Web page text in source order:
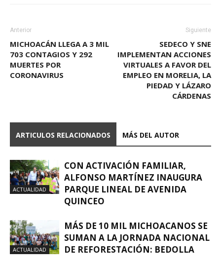
Anterior
MICHOACÁN LLEGA A 3 MIL
703 CONTAGIOS Y 292
MUERTES POR
CORONAVIRUS
Siguiente
SEDECO Y SNE
IMPLEMENTAN ACCIONES
VIRTUALES A FAVOR DEL
EMPLEO EN MORELIA, LA
PIEDAD Y LÁZARO
CÁRDENAS
ARTICULOS RELACIONADOS MÁS DEL AUTOR
ACTUALIDAD
CON ACTIVACIÓN FAMILIAR,
ALFONSO MARTÍNEZ INAUGURA
PARQUE LINEAL DE AVENIDA
QUINCEO
ACTUALIDAD
MÁS DE 10 MIL MICHOACANOS SE
SUMAN A LA JORNADA NACIONAL
DE REFORESTACIÓN: BEDOLLA